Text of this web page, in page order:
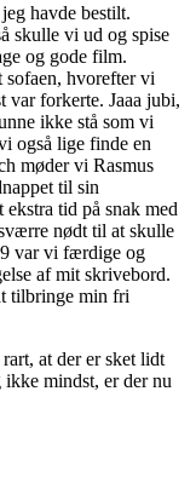
havde bestilt.
skulle vi ud og spise
og gode film.
hvorefter vi
var forkerte. Jaaa jubi,
ikke stå som vi
også lige finde en
møder vi Rasmus
til sin
tid på snak med
nødt til at skulle
var vi færdige og
af mit skrivebord.
tilbringe min fri
at der er sket lidt
mindst, er der nu